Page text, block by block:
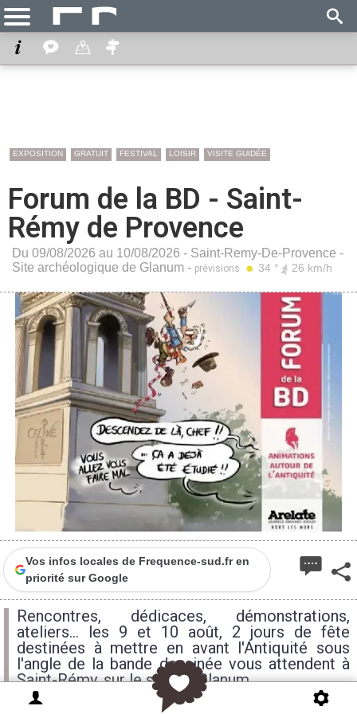
EXPOSITION GRATUIT FESTIVAL LOISIR VISITE GUIDÉE
Forum de la BD - Saint-
Rémy de Provence
Du 09/08/2026 au 10/08/2026 - Saint-Remy-De-Provence -
Site archéologique de Glanum - prévisions 34 ° 26 km/h
Vos infos locales de Frequence-sud.fr en
priorité sur Google
Rencontres, dédicaces, démonstrations,
ateliers... les 9 et 10 août, 2 jours de fête
destinées à mettre en avant l'Antiquité sous
l'angle de la bande dessinée vous attendent à
Saint-Rémy, sur le site de Glanum.